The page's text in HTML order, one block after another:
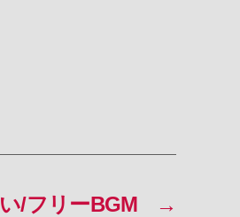
→
/フリーBGM